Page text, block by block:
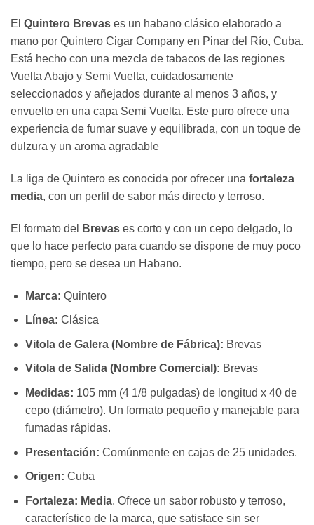
El Quintero Brevas es un habano clásico elaborado a
mano por Quintero Cigar Company en Pinar del Río, Cuba.
Está hecho con una mezcla de tabacos de las regiones
Vuelta Abajo y Semi Vuelta, cuidadosamente
seleccionados y añejados durante al menos 3 años, y
envuelto en una capa Semi Vuelta. Este puro ofrece una
experiencia de fumar suave y equilibrada, con un toque de
dulzura y un aroma agradable
La liga de Quintero es conocida por ofrecer una fortaleza
media, con un perfil de sabor más directo y terroso.
El formato del Brevas es corto y con un cepo delgado, lo
que lo hace perfecto para cuando se dispone de muy poco
tiempo, pero se desea un Habano.
Marca: Quintero
Línea: Clásica
Vitola de Galera (Nombre de Fábrica): Brevas
Vitola de Salida (Nombre Comercial): Brevas
Medidas: 105 mm (4 1/8 pulgadas) de longitud x 40 de
cepo (diámetro). Un formato pequeño y manejable para
fumadas rápidas.
Presentación: Comúnmente en cajas de 25 unidades.
Origen: Cuba
Fortaleza: Media. Ofrece un sabor robusto y terroso,
característico de la marca, que satisface sin ser